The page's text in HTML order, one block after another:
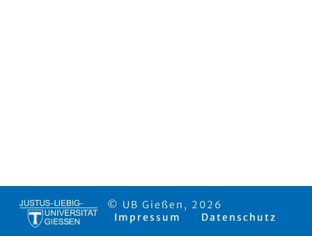
© UB Gießen, 2026
Impressum
Datenschutz